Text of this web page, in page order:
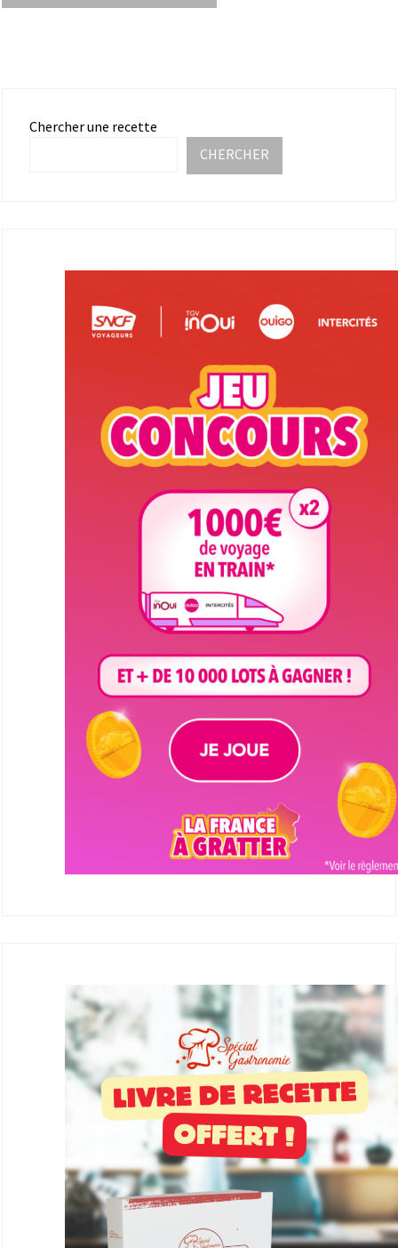
Chercher une recette
CHERCHER